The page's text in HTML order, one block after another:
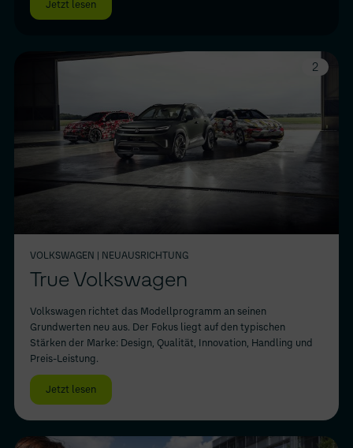
Jetzt lesen
2
VOLKSWAGEN | NEUAUSRICHTUNG
True Volkswagen
Volkswagen richtet das Modellprogramm an seinen
Grundwerten neu aus. Der Fokus liegt auf den typischen
Stärken der Marke: Design, Qualität, Innovation, Handling und
Preis-Leistung.
Jetzt lesen